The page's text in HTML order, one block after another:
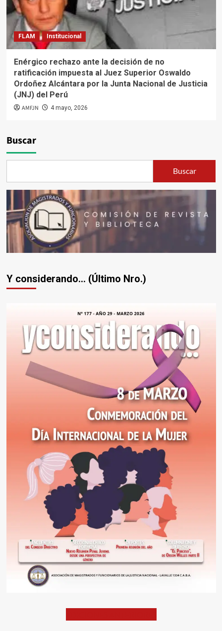
FLAM Institucional
Enérgico rechazo ante la decisión de no
ratificación impuesta al Juez Superior Oswaldo
Ordoñez Alcántara por la Junta Nacional de Justicia
(JNJ) del Perú
AMFJN 4 mayo, 2026
Buscar
Buscar
Y considerando... (Último Nro.)